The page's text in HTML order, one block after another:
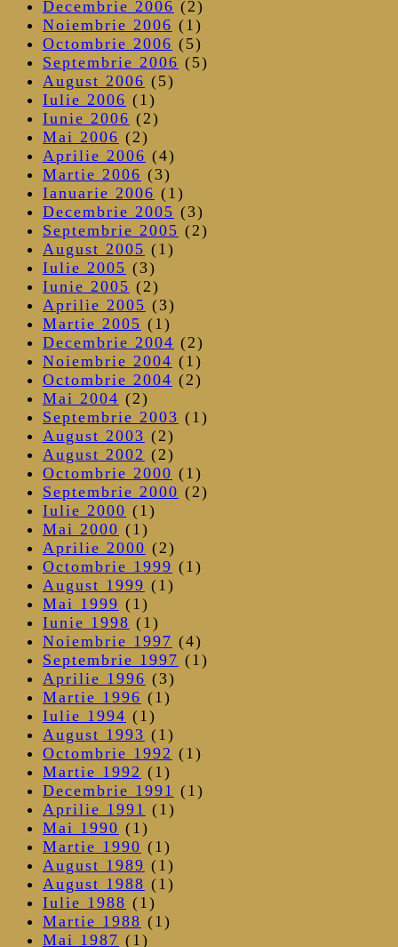
Decembrie 2006 (2)
Noiembrie 2006 (1)
Octombrie 2006 (5)
Septembrie 2006 (5)
August 2006 (5)
Iulie 2006 (1)
Iunie 2006 (2)
Mai 2006 (2)
Aprilie 2006 (4)
Martie 2006 (3)
Ianuarie 2006 (1)
Decembrie 2005 (3)
Septembrie 2005 (2)
August 2005 (1)
Iulie 2005 (3)
Iunie 2005 (2)
Aprilie 2005 (3)
Martie 2005 (1)
Decembrie 2004 (2)
Noiembrie 2004 (1)
Octombrie 2004 (2)
Mai 2004 (2)
Septembrie 2003 (1)
August 2003 (2)
August 2002 (2)
Octombrie 2000 (1)
Septembrie 2000 (2)
Iulie 2000 (1)
Mai 2000 (1)
Aprilie 2000 (2)
Octombrie 1999 (1)
August 1999 (1)
Mai 1999 (1)
Iunie 1998 (1)
Noiembrie 1997 (4)
Septembrie 1997 (1)
Aprilie 1996 (3)
Martie 1996 (1)
Iulie 1994 (1)
August 1993 (1)
Octombrie 1992 (1)
Martie 1992 (1)
Decembrie 1991 (1)
Aprilie 1991 (1)
Mai 1990 (1)
Martie 1990 (1)
August 1989 (1)
August 1988 (1)
Iulie 1988 (1)
Martie 1988 (1)
Mai 1987 (1)